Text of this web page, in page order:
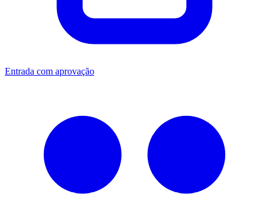
Entrada com aprovação